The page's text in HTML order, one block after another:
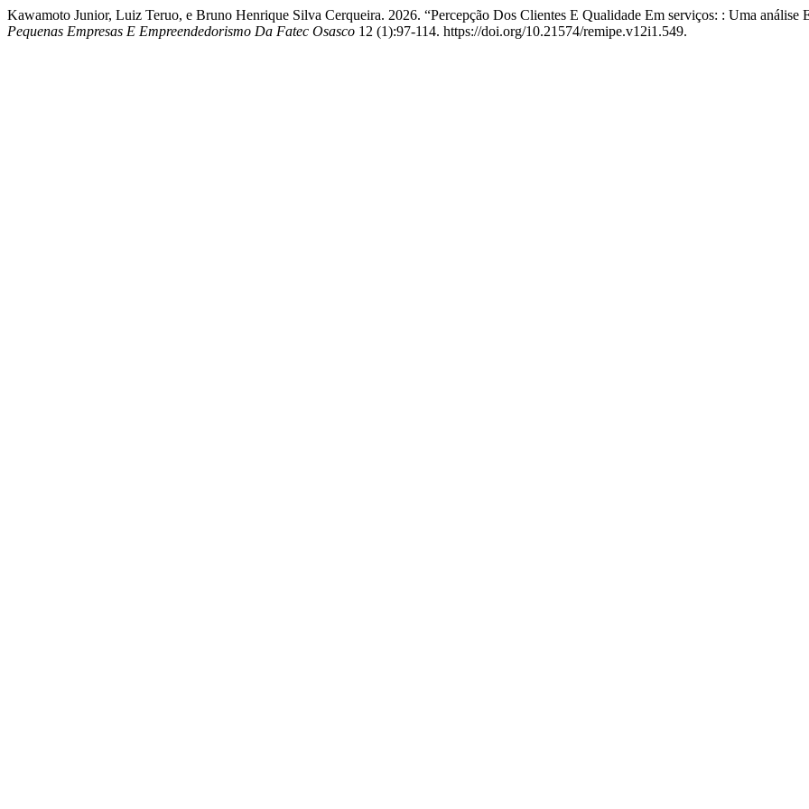
Kawamoto Junior, Luiz Teruo, e Bruno Henrique Silva Cerqueira. 2026. “Percepção Dos Clientes E Qualidade Em serviços: : Uma análise
Pequenas Empresas E Empreendedorismo Da Fatec Osasco 12 (1):97-114. https://doi.org/10.21574/remipe.v12i1.549.